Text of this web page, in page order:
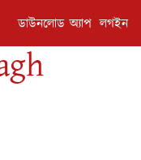
ডাউনলোড অ্যাপ লগইন